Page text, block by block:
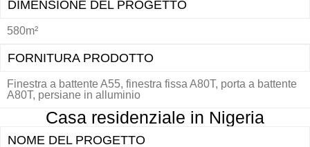
DIMENSIONE DEL PROGETTO
580m²
FORNITURA PRODOTTO
Finestra a battente A55, finestra fissa A80T, porta a battente
A80T, persiane in alluminio
Casa residenziale in Nigeria
NOME DEL PROGETTO